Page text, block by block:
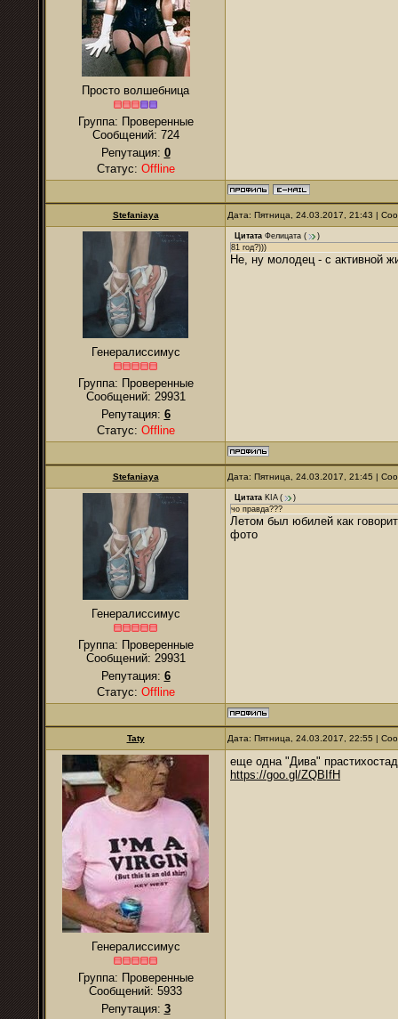
Просто волшебница
Группа: Проверенные
Сообщений: 724
Репутация: 0
Статус: Offline
Stefaniaya Дата: Пятница, 24.03.2017, 21:43 |
Генералиссимус
Группа: Проверенные
Сообщений: 29931
Репутация: 6
Статус: Offline
Цитата Фелицата (
)
81 год?)))
Не, ну молодец - с активной
Stefaniaya Дата: Пятница, 24.03.2017, 21:45 |
Генералиссимус
Группа: Проверенные
Сообщений: 29931
Репутация: 6
Статус: Offline
Цитата KIA(
)
чо правда???
Летом был юбилей как
фото
Taty Дата: Пятница, 24.03.2017, 22:55 |
Генералиссимус
Группа: Проверенные
Сообщений: 5933
Репутация: 3
еще одна "Дива"
https://goo.gl/ZQBIfH